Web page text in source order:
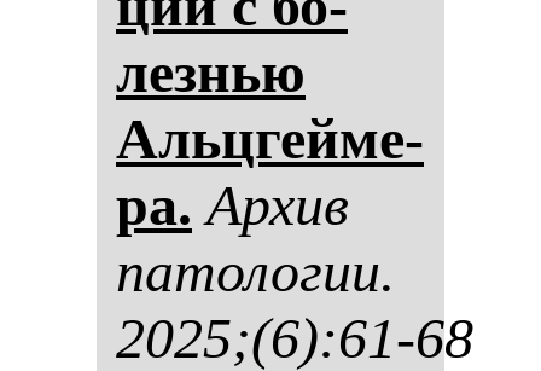
лез­нью
Альцгей­ме­
ра. Ар­хив
па­то­ло­гии.
2025;(6):61-68